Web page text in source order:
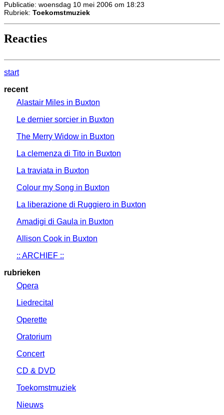
Publicatie: woensdag 10 mei 2006 om 18:23
Rubriek: Toekomstmuziek
Reacties
start
recent
Alastair Miles in Buxton
Le dernier sorcier in Buxton
The Merry Widow in Buxton
La clemenza di Tito in Buxton
La traviata in Buxton
Colour my Song in Buxton
La liberazione di Ruggiero in Buxton
Amadigi di Gaula in Buxton
Allison Cook in Buxton
:: ARCHIEF ::
rubrieken
Opera
Liedrecital
Operette
Oratorium
Concert
CD & DVD
Toekomstmuziek
Nieuws